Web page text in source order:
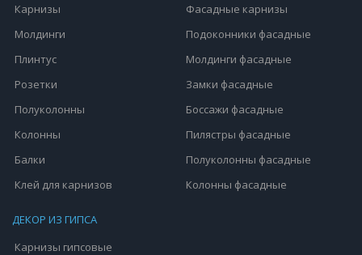
Карнизы
Молдинги
Плинтус
Розетки
Полуколонны
Колонны
Балки
Клей для карнизов
Фасадные карнизы
Подоконники фасадные
Молдинги фасадные
Замки фасадные
Боссажи фасадные
Пилястры фасадные
Полуколонны фасадные
Колонны фасадные
ДЕКОР ИЗ ГИПСА
Карнизы гипсовые